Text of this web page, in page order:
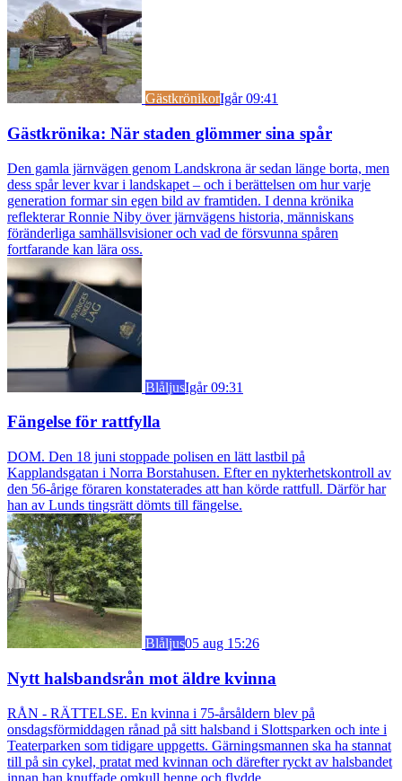
GästkrönikorIgår 09:41
Gästkrönika: När staden glömmer sina spår
Den gamla järnvägen genom Landskrona är sedan länge borta, men
dess spår lever kvar i landskapet – och i berättelsen om hur varje
generation formar sin egen bild av framtiden. I denna krönika
reflekterar Ronnie Niby över järnvägens historia, människans
föränderliga samhällsvisioner och vad de försvunna spåren
fortfarande kan lära oss.
BlåljusIgår 09:31
Fängelse för rattfylla
DOM. Den 18 juni stoppade polisen en lätt lastbil på
Kapplandsgatan i Norra Borstahusen. Efter en nykterhetskontroll av
den 56-årige föraren konstaterades att han körde rattfull. Därför har
han av Lunds tingsrätt dömts till fängelse.
Blåljus05 aug 15:26
Nytt halsbandsrån mot äldre kvinna
RÅN - RÄTTELSE. En kvinna i 75-årsåldern blev på
onsdagsförmiddagen rånad på sitt halsband i Slottsparken och inte i
Teaterparken som tidigare uppgetts. Gärningsmannen ska ha stannat
till på sin cykel, pratat med kvinnan och därefter ryckt av halsbandet
innan han knuffade omkull henne och flydde.